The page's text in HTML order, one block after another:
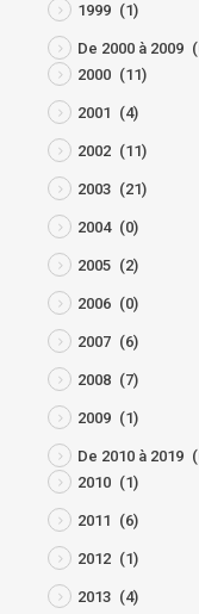
1999 (1)
De 2000 à 2009
2000 (11)
2001 (4)
2002 (11)
2003 (21)
2004 (0)
2005 (2)
2006 (0)
2007 (6)
2008 (7)
2009 (1)
De 2010 à 2019
2010 (1)
2011 (6)
2012 (1)
2013 (4)